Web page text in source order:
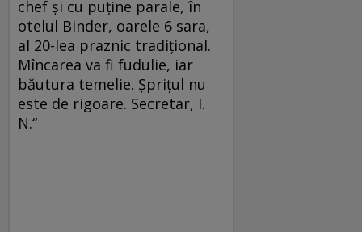
chef şi cu puţine parale, în
otelul Binder, oarele 6 sara,
al 20-lea praznic tradiţional.
Mîncarea va fi fudulie, iar
băutura temelie. Şpriţul nu
este de rigoare. Secretar, I.
N.“